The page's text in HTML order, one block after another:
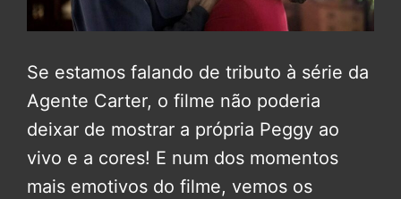
Se estamos falando de tributo à série da
Agente Carter, o filme não poderia
deixar de mostrar a própria Peggy ao
vivo e a cores! E num dos momentos
mais emotivos do filme, vemos os